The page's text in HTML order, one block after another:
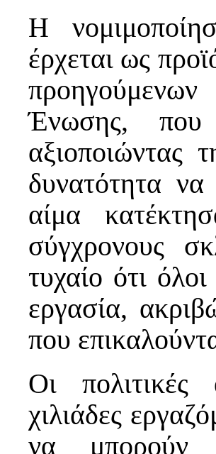
Η
έρχεται ως
Ένωσης, που
αξιοποιώντας
δυνατότητα
αίμα
σύγχρονους
τυχαίο ότι
εργασία,
που
Οι πολιτικές
χιλιάδες
να μπορούν